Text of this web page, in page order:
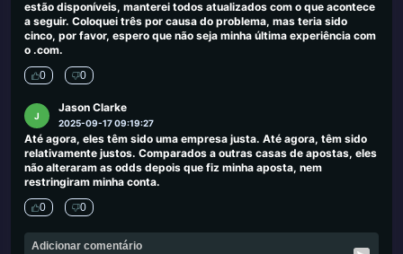
estão disponíveis, manterei todos atualizados com o que acontece
a seguir. Coloquei três por causa do problema, mas teria sido
cinco, por favor, espero que não seja minha última experiência com
o .com.
0 0
J
Jason Clarke
2025-09-17 09:19:27
Até agora, eles têm sido uma empresa justa. Até agora, têm sido
relativamente justos. Comparados a outras casas de apostas, eles
não alteraram as odds depois que fiz minha aposta, nem
restringiram minha conta.
0 0